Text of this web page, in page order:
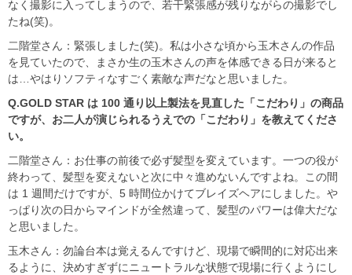
なく撮影に入ってしまうので、若干緊張感が残りながらの撮影でし
たね(笑)。
二階堂さん：緊張しました(笑)。私は小さな頃から玉木さんの作品
を見ていたので、まさか生の玉木さんの声を体感できる日が来ると
は…やはりソフティなすごく素敵な声だなと思いました。
Q.GOLD STAR は 100 通り以上製法を見直した「こだわり」の商品
ですが、お二人が演じられるうえでの「こだわり」を教えてくださ
い。
二階堂さん：お仕事の前後で必ず髪型を変えています。一つの役が
終わって、髪型を変えないと次に中々進めないんですよね。この間
は 1 週間だけですが、5 時間位かけてブレイズヘアにしました。や
っぱり次の日からマインドが全然違って、髪型のパワーは偉大だな
と思いました。
玉木さん：勿論台本は覚えるんですけど、現場で瞬間的に対応出来
るように、決めすぎずにニュートラルな状態で現場に行くようにし